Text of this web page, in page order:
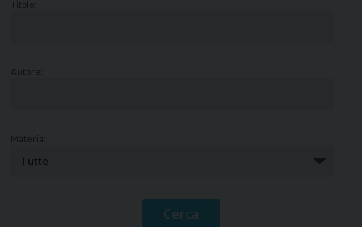
Titolo:
Autore:
Materia: